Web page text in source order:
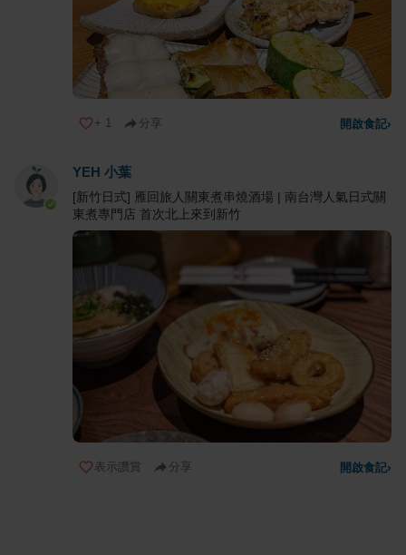
+ 1 分享 開啟食記›
YEH 小葉
[新竹日式] 雁回旅人關東煮串燒酒場 | 南台灣人氣日式關
東煮專門店 首次北上來到新竹
表示讚賞 分享 開啟食記›